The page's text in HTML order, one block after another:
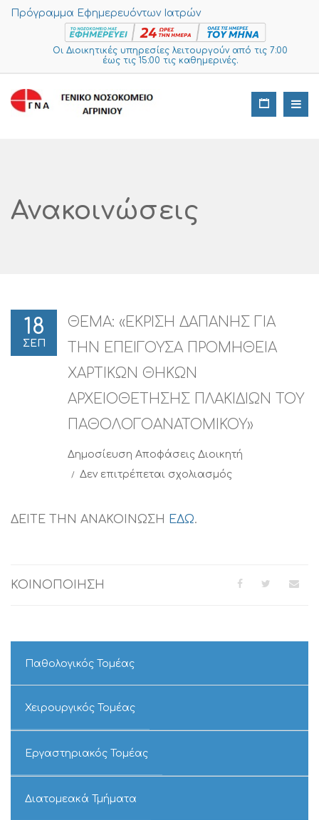
Πρόγραμμα Εφημερευόντων Ιατρών
Οι Διοικητικές υπηρεσίες λειτουργούν από τις 7:00
έως τις 15:00 τις καθημερινές.
Ανακοινώσεις
18
ΣΕΠ
ΘΕΜΑ: «ΕΚΡΙΣΗ ΔΑΠΑΝΗΣ ΓΙΑ
ΤΗΝ ΕΠΕΙΓΟΥΣΑ ΠΡΟΜΗΘΕΙΑ
ΧΑΡΤΙΚΩΝ ΘΗΚΩΝ
ΑΡΧΕΙΟΘΕΤΗΣΗΣ ΠΛΑΚΙΔΙΩΝ ΤΟΥ
ΠΑΘΟΛΟΓΟΑΝΑΤΟΜΙΚΟΥ»
Δημοσίευση Αποφάσεις Διοικητή
Δεν επιτρέπεται σχολιασμόςστο
ΧΑΡΤΙΚΩΝ
ΤΟΥ
ΔΕΙΤΕ ΤΗΝ ΑΝΑΚΟΙΝΩΣΗ ΕΔΩ.
ΚΟΙΝΟΠΟΙΗΣΗ
Παθολογικός Τομέας
Χειρουργικός Τομέας
Εργαστηριακός Τομέας
Διατομεακά Τμήματα